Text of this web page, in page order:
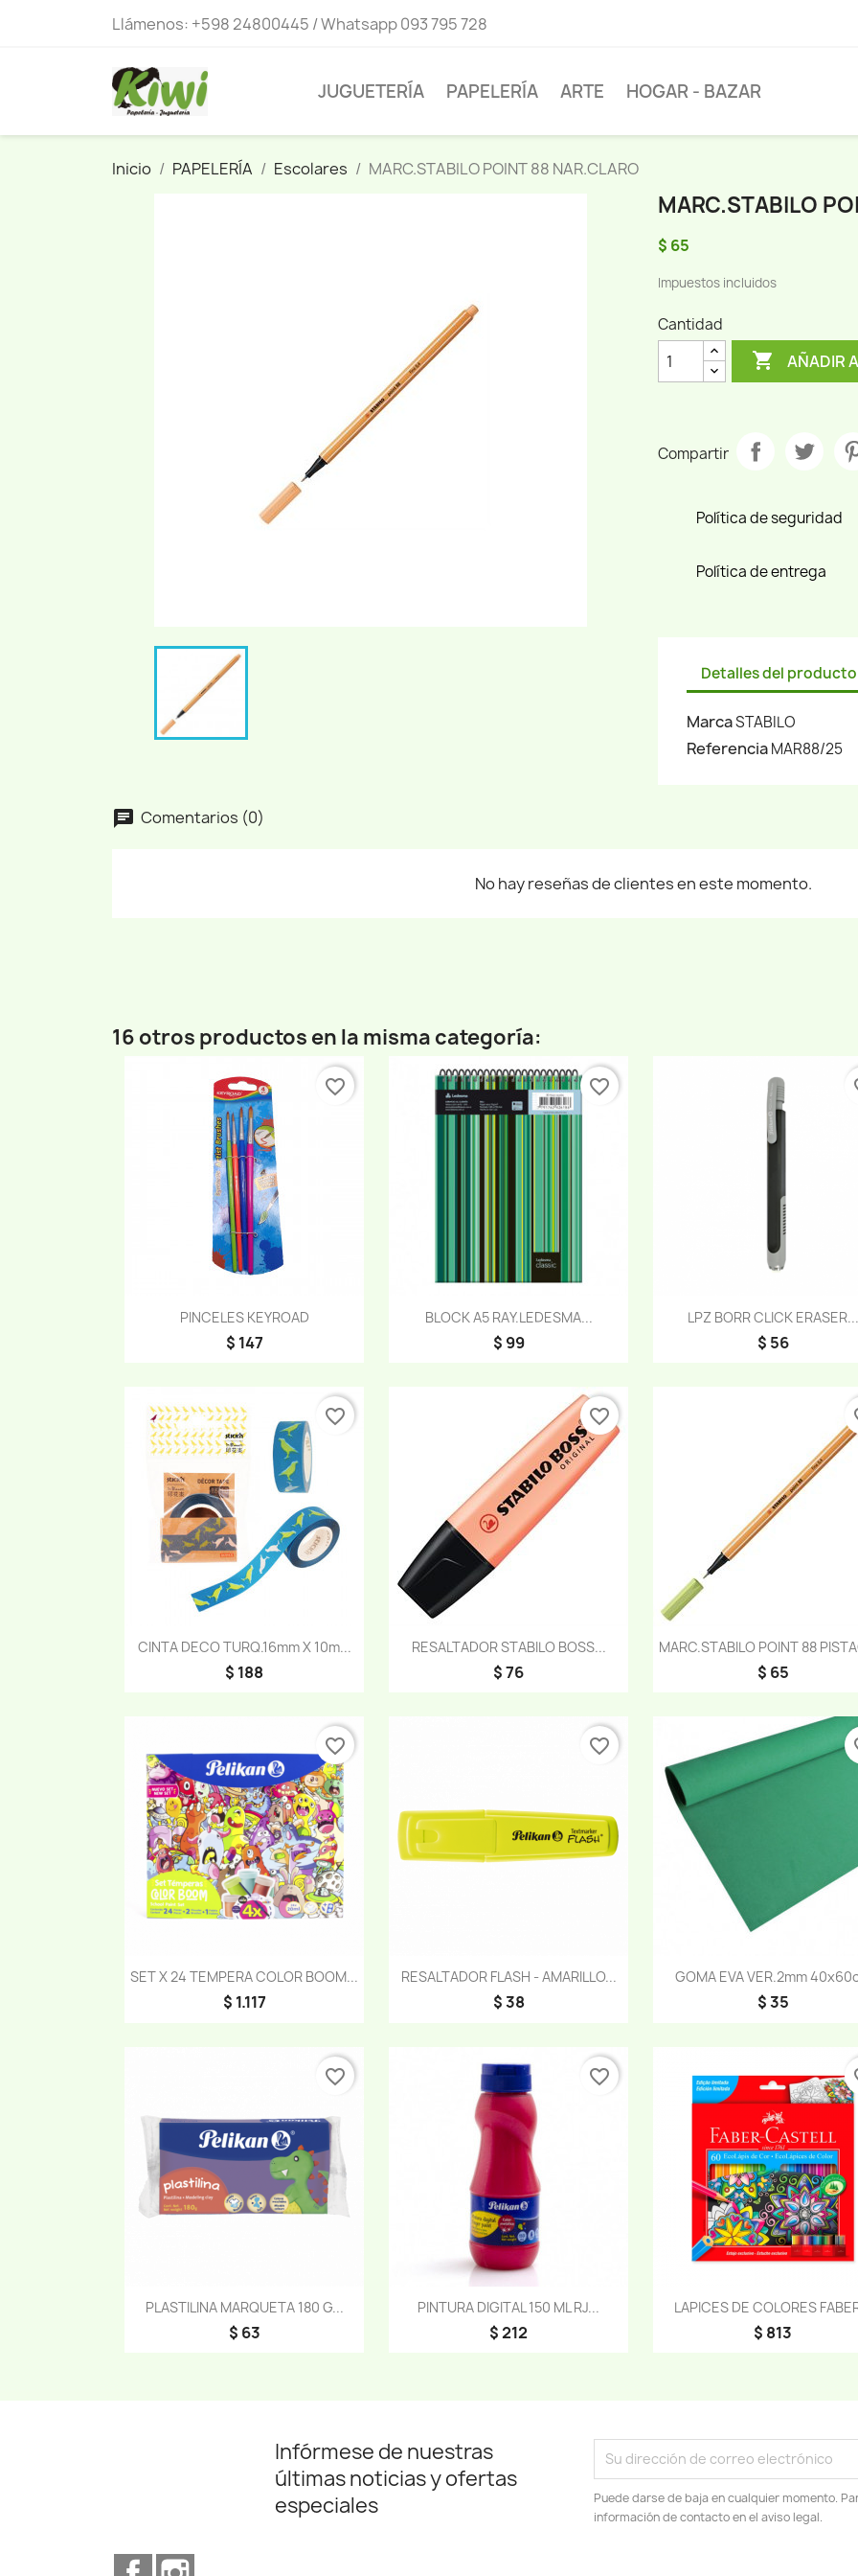
Llámenos: +598 24800445 / Whatsapp 093 795 728
JUGUETERÍA PAPELERÍA ARTE HOGAR - BAZAR
Inicio PAPELERÍA Escolares MARC.STABILO POINT 88 NAR.CLARO
MARC.STABILO
$ 65
Impuestos incluidos
Cantidad
 AÑADIR
Compartir
Política de seguridad
Política de entrega
Detalles del producto
MarcaSTABILO
ReferenciaMAR88/25
Comentarios (0)
No hay reseñas de clientes en este momento.
16 otros productos en la misma categoría:
PINCELES KEYROAD
$ 147
Vista rápida
favorite_border
BLOCK A5 RAY.LEDESMA...
$ 99
Vista rápida
favorite_border
LPZ BORR CLICK ERASER...
$ 56
Vista rápida
CINTA DECO TURQ.16mm X 10m...
$ 188
Vista rápida
favorite_border
RESALTADOR STABILO BOSS...
$ 76
Vista rápida
favorite_border
MARC.STABILO POINT 88
$ 65
Vista rápida
SET X 24 TEMPERA COLOR BOOM...
$ 1.117
Vista rápida
favorite_border
RESALTADOR FLASH - AMARILLO...
$ 38
Vista rápida
favorite_border
GOMA EVA VER.2mm
$ 35
Vista rápida
PLASTILINA MARQUETA 180 G...
$ 63
Vista rápida
favorite_border
PINTURA DIGITAL 150 ML RJ...
$ 212
Vista rápida
favorite_border
LAPICES DE COLORES
$ 813
Vista rápida
Infórmese de nuestras
últimas noticias y ofertas
especiales
Puede darse de baja en cualquier momento.
información de contacto en el aviso legal.
Facebook